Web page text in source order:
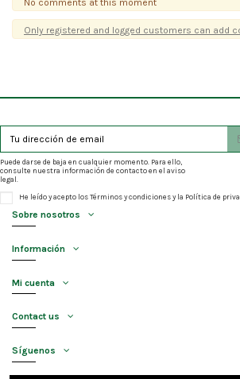
No comments at this moment
Only registered and logged customers can add
Puede darse de baja en cualquier momento. Para ello,
consulte nuestra información de contacto en el aviso
legal.
He leído y acepto losTérminos y condicionesy la Política de
Sobre nosotros
Información
Mi cuenta
Contact us
Síguenos